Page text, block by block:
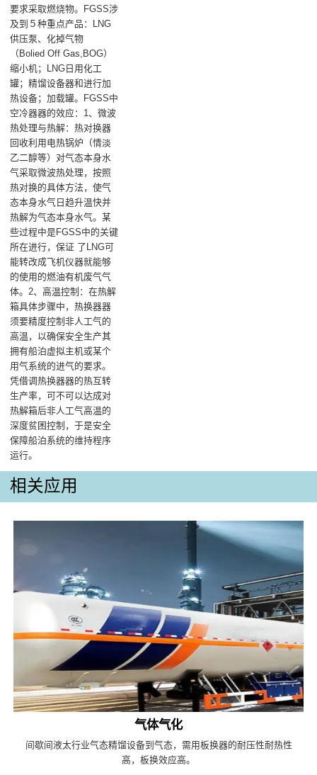
要求采取燃烧物。FGSS涉
及到５种重点产品：LNG
供压泵、化掉气物
（Bolied Off Gas,BOG）
缩小机；LNG日用化工
罐；精馏设备器和进行加
热设备；加载罐。FGSS中
空冷器器的效应：1、微波
热处理与热解‌：热对换器
回收利用电热锅炉（情淡
乙二醇等）对气态本身水
气采取微波热处理，按照
热对换的具体方法，使气
态本身水气日趋升温快并
热解为气态本身水气。某
些过程中是FGSS中的关键
所在进行，保证 了LNG可
能转改成飞机仪器就能够
的使用的燃油有机废气气
体‌。‌2、高温控制‌：在热解
箱具体步骤中，热换器器
须要精度控制非人工气的
高温，以确保安全生产其
拥有船泊虚拟主机或某个
用气系统的进气的要求。
凭借调热换器器的热互转
生产率，可不可以达成对
热解箱后非人工气高温的
深度贫困控制，于是安全
保障船泊系统的维持程序
运行‌。
相关应用
气体气化
间歇间液太行业气态精馏设备到气态，需用板换器的耐压性耐热性
高，板换效应高。